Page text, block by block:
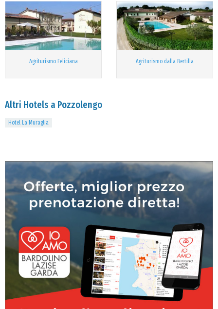
Agriturismo Feliciana Agriturismo dalla Bertilla
Altri Hotels a Pozzolengo
Hotel La Muraglia